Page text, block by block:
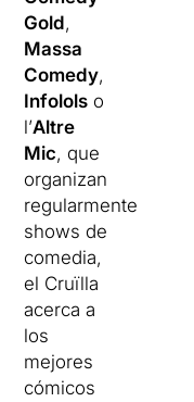
Gold,
Massa
Comedy,
Infolols o
l’Altre
Mic, que
organizan
regularmente
shows de
comedia,
el Cruïlla
acerca a
los
mejores
cómicos